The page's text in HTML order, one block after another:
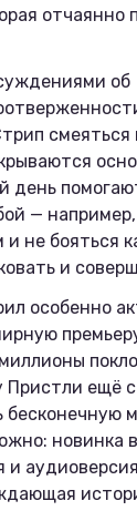
отчаянно
об
смеяться
день
—
не бояться
и
особенно
ещё с
бесконечную
новинка
и